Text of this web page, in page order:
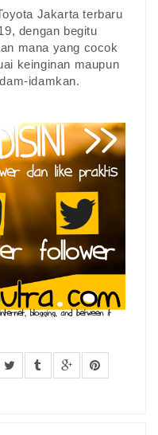
Jakarta terbaru
dengan begitu
mana yang cocok
keinginan maupun
idamkan.